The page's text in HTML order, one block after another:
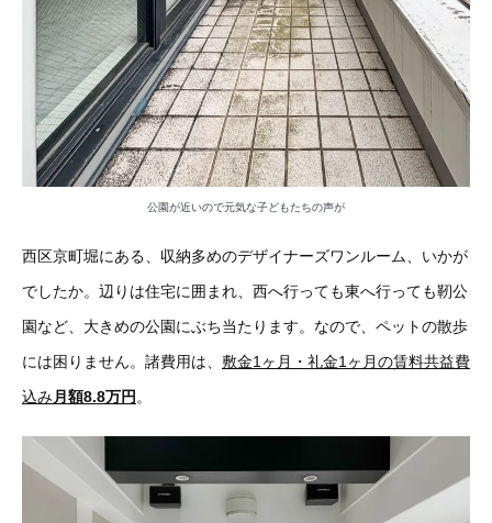
公園が近いので元気な子どもたちの声が
西区京町堀にある、収納多めのデザイナーズワンルーム、いかが
でしたか。辺りは住宅に囲まれ、西へ行っても東へ行っても靭公
園など、大きめの公園にぶち当たります。なので、ペットの散歩
には困りません。諸費用は、 敷金1ヶ月・礼金1ヶ月の賃料共益費
込み月額8.8万円。